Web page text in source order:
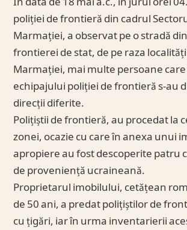
poliției de frontieră din cadrul
Marmației, a observat pe o stradă
frontierei de stat, de pe raza
Marmației, mai multe persoane
echipajului poliției de frontieră s-au
direcții diferite.
Polițiștii de frontieră, au procedat la
zonei, ocazie cu care în anexa unui
apropiere au fost descoperite patru
de proveniență ucraineană.
Proprietarul imobilului, cetățean
de 50 ani, a predat polițiștilor de
cu țigări, iar în urma inventarierii